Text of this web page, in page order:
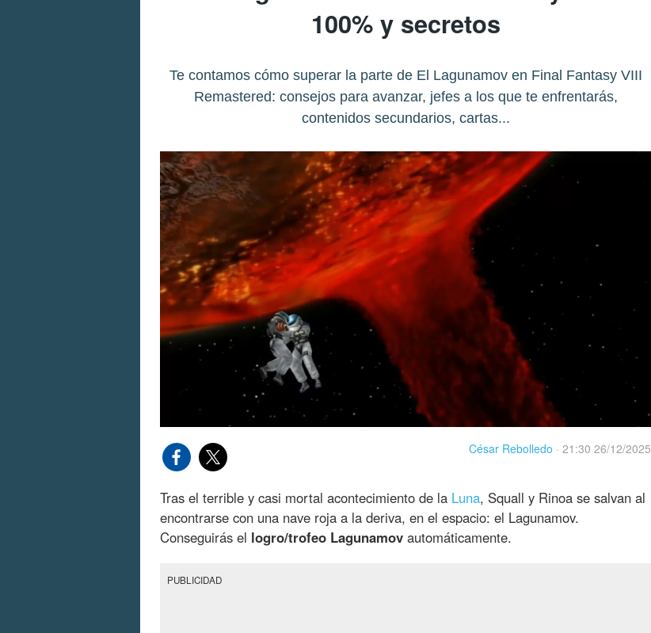
100% y secretos
Te contamos cómo superar la parte de El Lagunamov en Final Fantasy VIII
Remastered: consejos para avanzar, jefes a los que te enfrentarás,
contenidos secundarios, cartas...
César Rebolledo · 21:30 26/12/2025
Tras el terrible y casi mortal acontecimiento de la Luna, Squall y Rinoa se salvan al
encontrarse con una nave roja a la deriva, en el espacio: el Lagunamov.
Conseguirás el logro/trofeo Lagunamov automáticamente.
PUBLICIDAD